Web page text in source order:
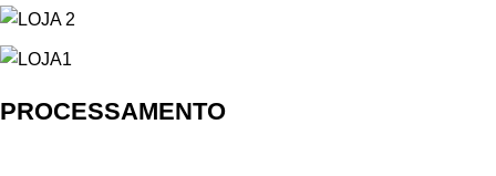
PROCESSAMENTO